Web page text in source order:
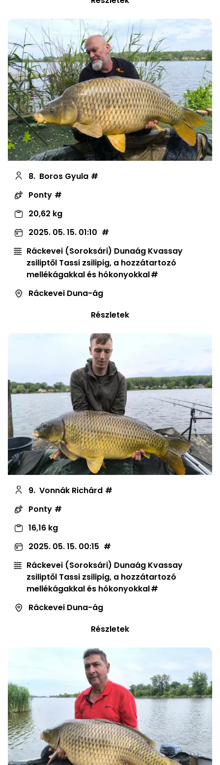
8. Boros Gyula
Ponty
20,62 kg
2025. 05. 15. 01:10
Ráckevei (Soroksári) Dunaág Kvassay
zsiliptől Tassi zsilipig, a hozzátartozó
mellékágakkal és hókonyokkal
Ráckevei Duna-ág
Részletek
9. Vonnák Richárd
Ponty
16,16 kg
2025. 05. 15. 00:15
Ráckevei (Soroksári) Dunaág Kvassay
zsiliptől Tassi zsilipig, a hozzátartozó
mellékágakkal és hókonyokkal
Ráckevei Duna-ág
Részletek